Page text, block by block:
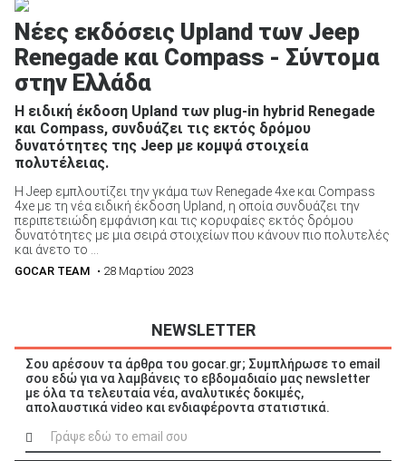
Νέες εκδόσεις Upland των Jeep
Renegade και Compass - Σύντομα
στην Ελλάδα
Η ειδική έκδοση Upland των plug-in hybrid Renegade
και Compass, συνδυάζει τις εκτός δρόμου
δυνατότητες της Jeep με κομψά στοιχεία
πολυτέλειας.
Η Jeep εμπλουτίζει την γκάμα των Renegade 4xe και Compass
4xe με τη νέα ειδική έκδοση Upland, η οποία συνδυάζει την
περιπετειώδη εμφάνιση και τις κορυφαίες εκτός δρόμου
δυνατότητες με μια σειρά στοιχείων που κάνουν πιο πολυτελές
και άνετο το ...
GOCAR TEAM • 28 Μαρτίου 2023
NEWSLETTER
Σου αρέσουν τα άρθρα του gocar.gr; Συμπλήρωσε το email
σου εδώ για να λαμβάνεις το εβδομαδιαίο μας newsletter
με όλα τα τελευταία νέα, αναλυτικές δοκιμές,
απολαυστικά video και ενδιαφέροντα στατιστικά.